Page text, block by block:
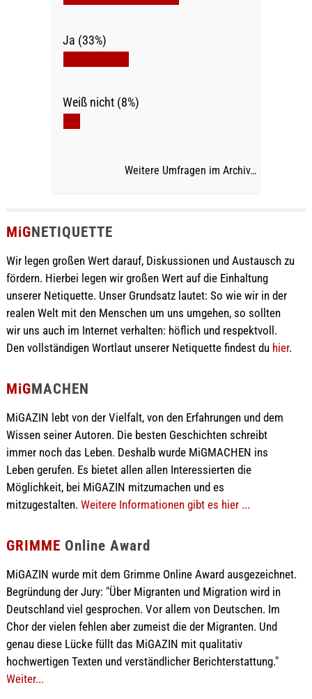
Ja (33%)
Weiß nicht (8%)
Weitere Umfragen im Archiv…
MiGNETIQUETTE
Wir legen großen Wert darauf, Diskussionen und Austausch zu
fördern. Hierbei legen wir großen Wert auf die Einhaltung
unserer Netiquette. Unser Grundsatz lautet: So wie wir in der
realen Welt mit den Menschen um uns umgehen, so sollten
wir uns auch im Internet verhalten: höflich und respektvoll.
Den vollständigen Wortlaut unserer Netiquette findest du hier.
MiGMACHEN
MiGAZIN lebt von der Vielfalt, von den Erfahrungen und dem
Wissen seiner Autoren. Die besten Geschichten schreibt
immer noch das Leben. Deshalb wurde MiGMACHEN ins
Leben gerufen. Es bietet allen allen Interessierten die
Möglichkeit, bei MiGAZIN mitzumachen und es
mitzugestalten. Weitere Informationen gibt es hier ...
GRIMME Online Award
MiGAZIN wurde mit dem Grimme Online Award ausgezeichnet.
Begründung der Jury: "Über Migranten und Migration wird in
Deutschland viel gesprochen. Vor allem von Deutschen. Im
Chor der vielen fehlen aber zumeist die der Migranten. Und
genau diese Lücke füllt das MiGAZIN mit qualitativ
hochwertigen Texten und verständlicher Berichterstattung."
Weiter...